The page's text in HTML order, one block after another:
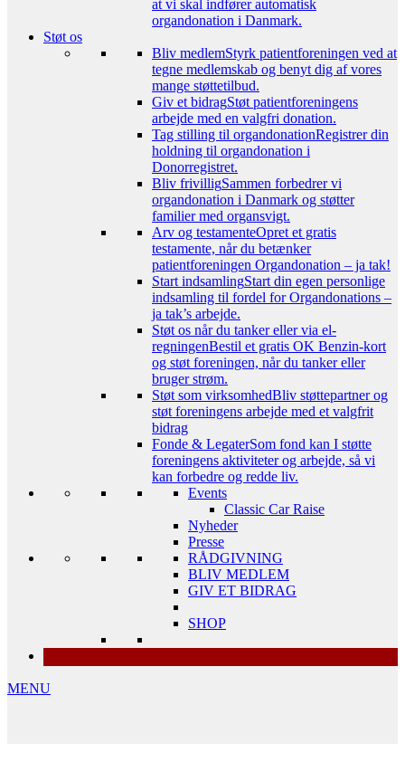
at vi skal indfører automatisk
organdonation i Danmark.
Støt os
Bliv medlemStyrk patientforeningen ved at
tegne medlemskab og benyt dig af vores
mange støttetilbud.
Giv et bidragStøt patientforeningens
arbejde med en valgfri donation.
Tag stilling til organdonationRegistrer din
holdning til organdonation i
Donorregistret.
Bliv frivilligSammen forbedrer vi
organdonation i Danmark og støtter
familier med organsvigt.
Arv og testamenteOpret et gratis
testamente, når du betænker
patientforeningen Organdonation – ja tak!
Start indsamlingStart din egen personlige
indsamling til fordel for Organdonations –
ja tak’s arbejde.
Støt os når du tanker eller via el-
regningenBestil et gratis OK Benzin-kort
og støt foreningen, når du tanker eller
bruger strøm.
Støt som virksomhedBliv støttepartner og
støt foreningens arbejde med et valgfrit
bidrag
Fonde & LegaterSom fond kan I støtte
foreningens aktiviteter og arbejde, så vi
kan forbedre og redde liv.
Events
Classic Car Raise
Nyheder
Presse
RÅDGIVNING
BLIV MEDLEM
GIV ET BIDRAG
SHOP
MENU